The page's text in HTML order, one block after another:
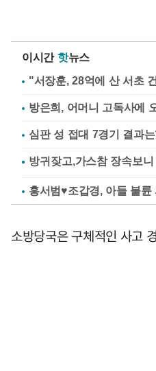
이시간 핫뉴스
"서장훈, 28억에 산 서초
방은희, 어머니 고독사에
심판 성 접대 7경기 결과
홍서범♥조갑경, 아들 불륜
소방당국은 구체적인 사고